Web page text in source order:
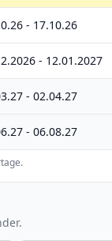
- 17.10.26
- 12.01.2027
- 02.04.27
- 06.08.27